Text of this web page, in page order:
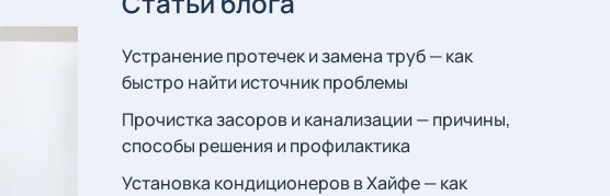
Устранение протечек и замена труб — как
быстро найти источник проблемы
Прочистка засоров и канализации — причины,
способы решения и профилактика
Установка кондиционеров в Хайфе — как